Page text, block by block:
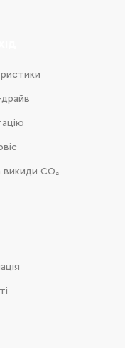
викиди CO₂